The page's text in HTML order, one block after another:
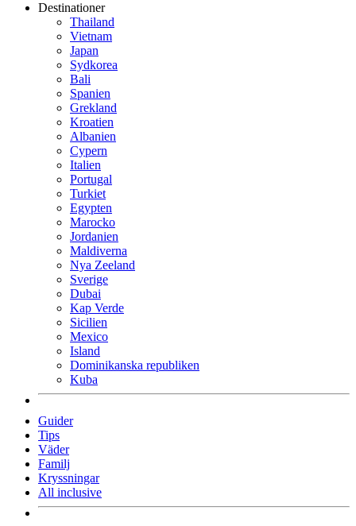
Destinationer
Thailand
Vietnam
Japan
Sydkorea
Bali
Spanien
Grekland
Kroatien
Albanien
Cypern
Italien
Portugal
Turkiet
Egypten
Marocko
Jordanien
Maldiverna
Nya Zeeland
Sverige
Dubai
Kap Verde
Sicilien
Mexico
Island
Dominikanska republiken
Kuba
Guider
Tips
Väder
Familj
Kryssningar
All inclusive